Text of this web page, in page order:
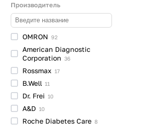
Производитель
OMRON 92
American Diagnostic
Corporation 36
Rossmax 17
B.Well 11
Dr. Frei 10
A&D 10
Roche Diabetes Care 8